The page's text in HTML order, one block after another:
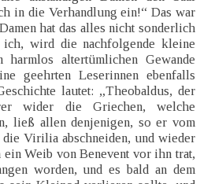
in die Verhandlung ein!“ Das war
hat das alles nicht sonderlich
wird die nachfolgende kleine
altertümlichen Gewande
geehrten Leserinnen ebenfalls
lautet: „Theobaldus, der
wider die Griechen, welche
ließ allen denjenigen, so er vom
die Virilia abschneiden, und wieder
Weib von Benevent vor ihn trat,
worden, und es bald an dem